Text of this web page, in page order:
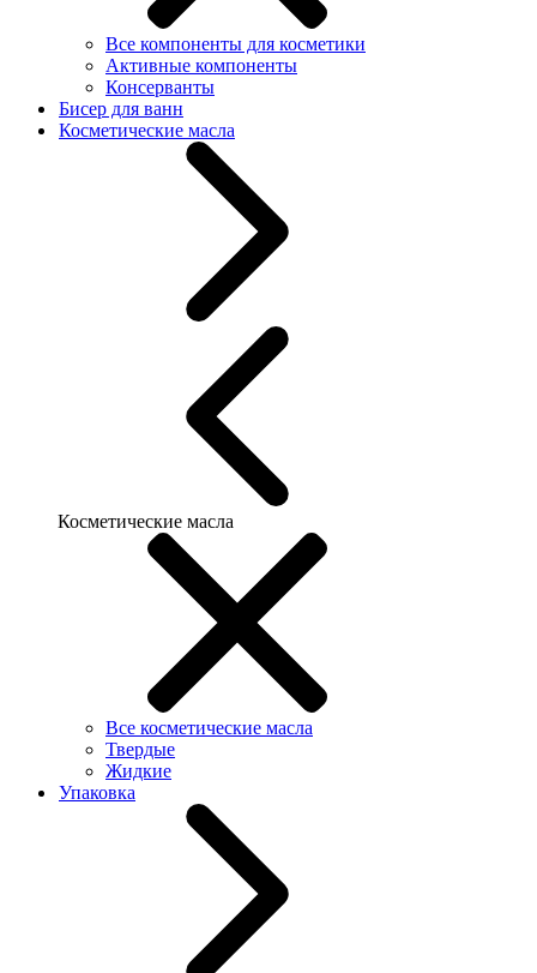
Все компоненты для косметики
Активные компоненты
Консерванты
Бисер для ванн
Косметические масла
Косметические масла
Все косметические масла
Твердые
Жидкие
Упаковка